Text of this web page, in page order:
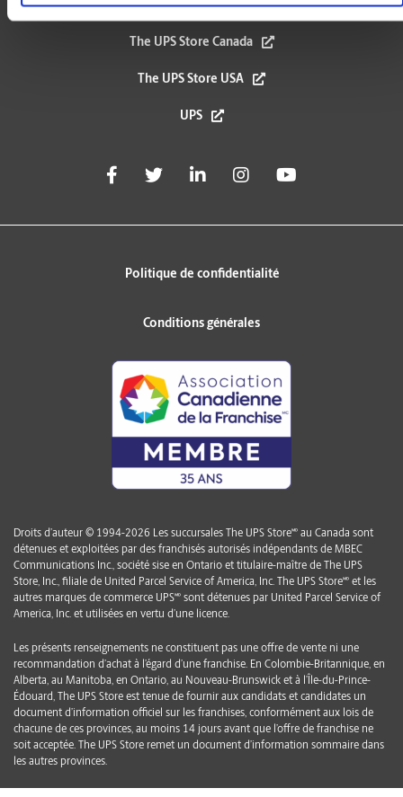
The UPS Store Canada
The UPS Store USA
UPS
Politique de confidentialité
Conditions générales
Droits d’auteur © 1994-2026 Les succursales The UPS Store🅫 au Canada sont
détenues et exploitées par des franchisés autorisés indépendants de MBEC
Communications Inc., société sise en Ontario et titulaire-maître de The UPS
Store, Inc., filiale de United Parcel Service of America, Inc. The UPS Store🅫 et les
autres marques de commerce UPS🅫 sont détenues par United Parcel Service of
America, Inc. et utilisées en vertu d’une licence.
Les présents renseignements ne constituent pas une offre de vente ni une
recommandation d’achat à l’égard d’une franchise. En Colombie-Britannique, en
Alberta, au Manitoba, en Ontario, au Nouveau-Brunswick et à l’Île-du-Prince-
Édouard, The UPS Store est tenue de fournir aux candidats et candidates un
document d’information officiel sur les franchises, conformément aux lois de
chacune de ces provinces, au moins 14 jours avant que l’offre de franchise ne
soit acceptée. The UPS Store remet un document d’information sommaire dans
les autres provinces.